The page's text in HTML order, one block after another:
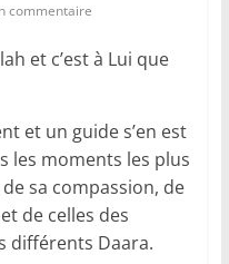
commentaire
et c’est à Lui que
et un guide s’en est
les moments les plus
sa compassion, de
de celles des
différents Daara.